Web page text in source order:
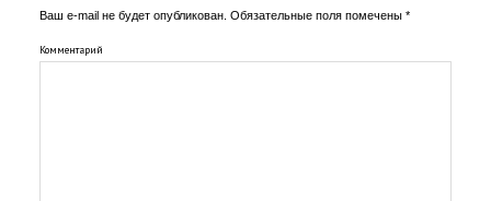
Ваш e-mail не будет опубликован. Обязательные поля помечены *
Комментарий